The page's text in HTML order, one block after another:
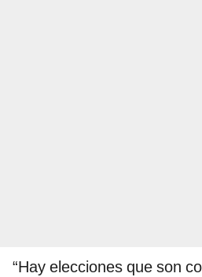
“Hay elecciones que son